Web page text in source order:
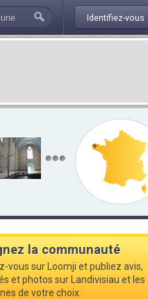
Identifiez-vous
la communauté
vous sur Loomji et publiez avis,
et photos sur Landivisiau et les
de votre choix.